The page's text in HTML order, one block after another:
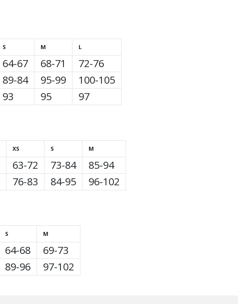
S
64-67
89-84
93
M
68-71
95-99
95
L
72-76
100-105
97
XS
63-72
76-83
S
73-84
84-95
M
85-94
96-102
S
64-68
89-96
M
69-73
97-102